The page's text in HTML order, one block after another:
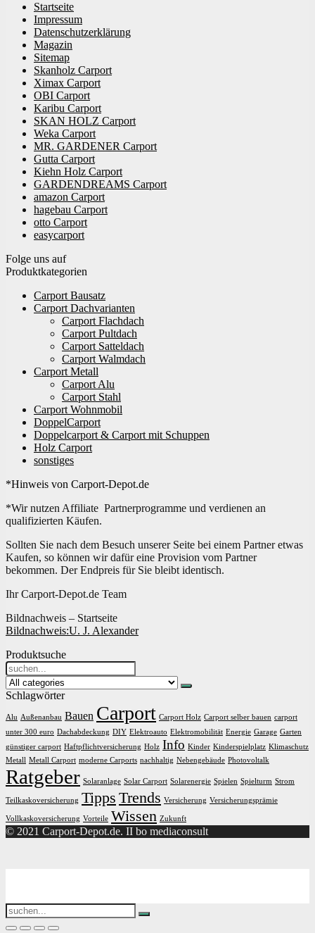
Startseite
Impressum
Datenschutzerklärung
Magazin
Sitemap
Skanholz Carport
Ximax Carport
OBI Carport
Karibu Carport
SKAN HOLZ Carport
Weka Carport
MR. GARDENER Carport
Gutta Carport
Kiehn Holz Carport
GARDENDREAMS Carport
amazon Carport
hagebau Carport
otto Carport
easycarport
Folge uns auf
Produktkategorien
Carport Bausatz
Carport Dachvarianten
Carport Flachdach
Carport Pultdach
Carport Satteldach
Carport Walmdach
Carport Metall
Carport Alu
Carport Stahl
Carport Wohnmobil
DoppelCarport
Doppelcarport & Carport mit Schuppen
Holz Carport
sonstiges
*Hinweis von Carport-Depot.de
*Wir nutzen Affiliate Partnerprogramme und verdienen an
qualifizierten Käufen.
Sollten Sie nach dem Besuch unserer Seite bei einem Partner etwas
Kaufen, so können wir dafür eine Provision vom Partner
bekommen. Der Endpreis für Sie bleibt identisch.
Ihr Carport-Depot.de Team
Bildnachweis – Startseite
Bildnachweis:U. J. Alexander
Produktsuche
Search
for:
Schlagwörter
Alu Außenanbau Bauen Carport Carport Holz Carport selber bauen carport
unter 300 euro Dachabdeckung DIY Elektroauto Elektromobilität Energie Garage Garten
günstiger carport Haftpflichtversicherung Holz Info Kinder Kinderspielplatz Klimaschutz
Metall Metall Carport moderne Carports nachhaltig Nebengebäude Photovoltalk
Ratgeber Solaranlage Solar Carport Solarenergie Spielen Spielturm Strom
Teilkaskoversicherung Tipps Trends Versicherung Versicherungsprämie
Vollkaskoversicherung Vorteile Wissen Zukunft
© 2021 Carport-Depot.de. II bo mediaconsult